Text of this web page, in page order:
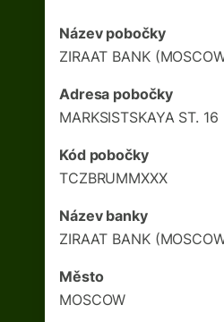
Název pobočky
ZIRAAT BANK
Adresa pobočky
MARKSISTSKAYA ST. 16
Kód pobočky
TCZBRUMMXXX
Název banky
ZIRAAT BANK
Město
MOSCOW